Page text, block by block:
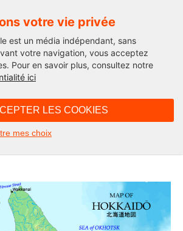
votre vie privée
est un média indépendant, sans
votre navigation, vous acceptez
Pour en savoir plus, consultez notre
ici
LES COOKIES
mes choix! … et « la